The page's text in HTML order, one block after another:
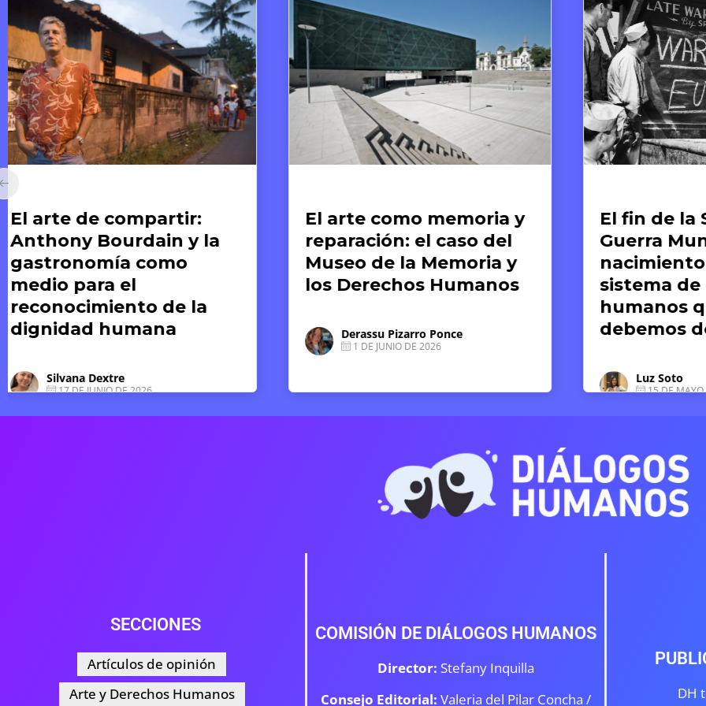
El arte como memoria y
reparación: el caso del
Museo de la Memoria y
los Derechos Humanos
Derassu Pizarro Ponce
El fin de la Segunda
Guerra Mundial: el
nacimiento de un
sistema de derechos
debemos defender
15 DE MAYO DE 2026
y
¿Por
infantil
15
SECCIONES
Artículos de opinión
Arte y Derechos Humanos
COMISIÓN DE DIÁLOGOS HUMANOS
Director: Stefany Inquilla
Consejo Editorial: Valeria del Pilar Concha /
DH